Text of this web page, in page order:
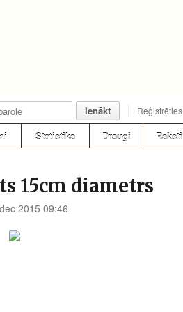
Ienākt Reģistrēties
Statistika Draugi Raksti
15cm diametrs
2015 09:46